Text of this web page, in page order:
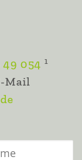
054 1
Mail